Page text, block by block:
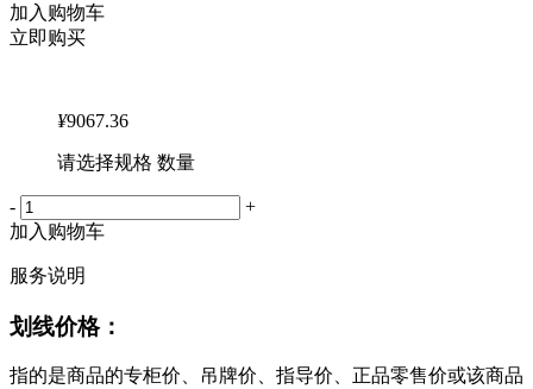
加入购物车
立即购买
¥9067.36
请选择规格 数量
-
+
加入购物车
服务说明
划线价格：
指的是商品的专柜价、吊牌价、指导价、正品零售价或该商品